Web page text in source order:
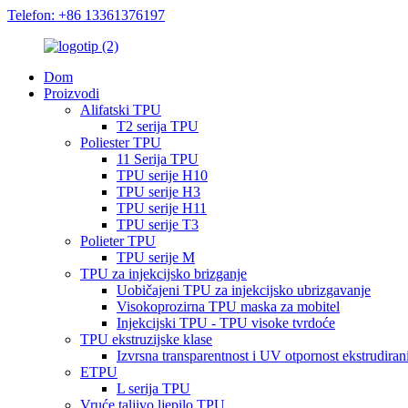
Telefon: +86 13361376197
Dom
Proizvodi
Alifatski TPU
T2 serija TPU
Poliester TPU
11 Serija TPU
TPU serije H10
TPU serije H3
TPU serije H11
TPU serije T3
Polieter TPU
TPU serije M
TPU za injekcijsko brizganje
Uobičajeni TPU za injekcijsko ubrizgavanje
Visokoprozirna TPU maska ​​za mobitel
Injekcijski TPU - TPU visoke tvrdoće
TPU ekstruzijske klase
Izvrsna transparentnost i UV otpornost
ETPU
L serija TPU
Vruće taljivo ljepilo TPU